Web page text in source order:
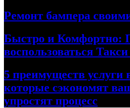
Ремонт бампера
Быстро и Комфортно:
воспользоваться
5 преимуществ услуги
которые сэкономят
упростят процесс